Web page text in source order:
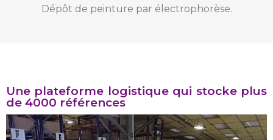
Dépôt de peinture par électrophorèse.
Une plateforme logistique qui stocke plus
de 4000 références